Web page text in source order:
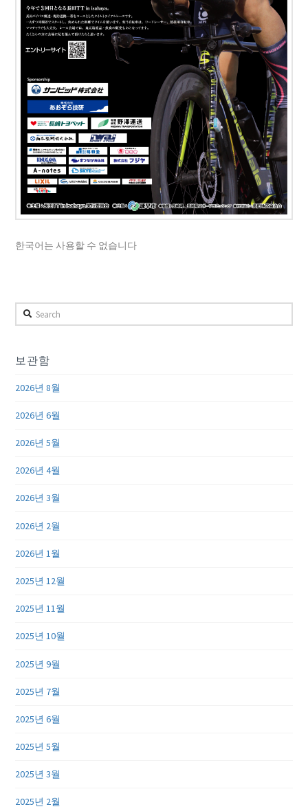
한국어는 사용할 수 없습니다
Search
보관함
2026년 8월
2026년 6월
2026년 5월
2026년 4월
2026년 3월
2026년 2월
2026년 1월
2025년 12월
2025년 11월
2025년 10월
2025년 9월
2025년 7월
2025년 6월
2025년 5월
2025년 3월
2025년 2월